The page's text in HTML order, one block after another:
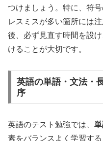
つけましょう。特に、符
レスミスが多い箇所には
後、必ず見直す時間を設
けることが大切です。
英語の単語・文法・
序
英語のテスト勉強では、
素をバランスよく学習す